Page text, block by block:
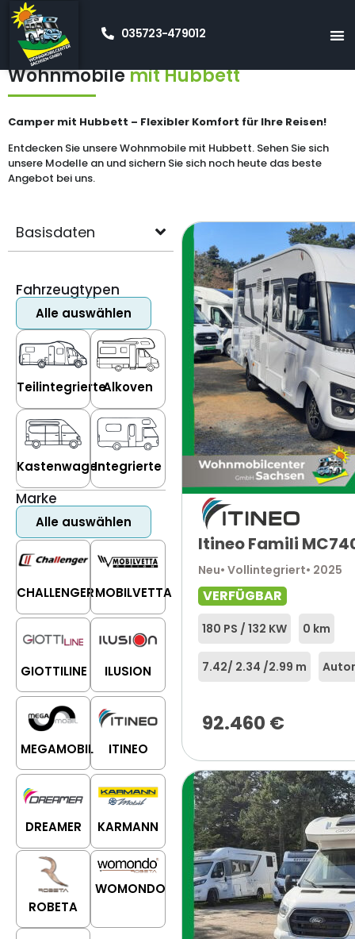
035723-479012
Startseite Neue Wohnmobile Kaufen
Wohnmobilemit Hubbett
Camper mit Hubbett – Flexibler Komfort für Ihre Reisen!
Entdecken Sie unsere Wohnmobile mit Hubbett. Sehen Sie sich
unsere Modelle an und sichern Sie sich noch heute das beste
Angebot bei uns.
Basisdaten
Fahrzeugtypen
Alle auswählen
TeilintegrierteAlkoven
KastenwagenIntegrierte
Marke
Alle auswählen
CHALLENGERMOBILVETTA
GIOTTILINE ILUSION
MEGAMOBIL ITINEO
DREAMER KARMANN
ROBETA
WOMONDO
Itineo Famili
Neu• Vollintegriert• 2025
VERFÜGBAR
180 PS / 132 KW 0 km
7.42/ 2.34 /2.99 m
92.460 €